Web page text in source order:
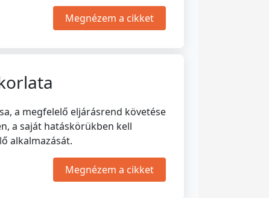
Megnézem a cikket
a megfelelő eljárásrend követése
a saját hatáskörükben kell
alkalmazását.
Megnézem a cikket